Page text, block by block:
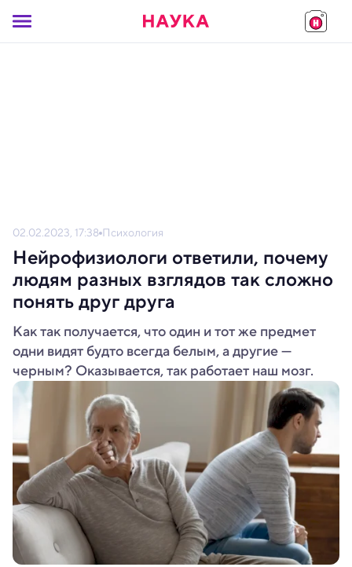
02.02.2023, 17:38 Психология
Нейрофизиологи ответили, почему
людям разных взглядов так сложно
понять друг друга
Как так получается, что один и тот же предмет
одни видят будто всегда белым, а другие —
черным? Оказывается, так работает наш мозг.